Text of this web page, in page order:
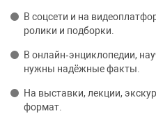
В соцсети и на
ролики и подборки.
В онлайн‑энциклопедии,
нужны надёжные факты.
На выставки, лекции,
формат.